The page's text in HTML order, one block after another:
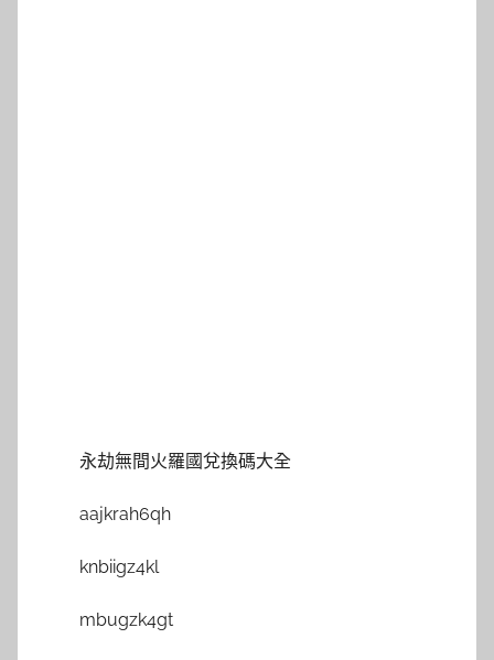
永劫無間火羅國兌換碼大全
aajkrah6qh
knbiigz4kl
mbugzk4gt